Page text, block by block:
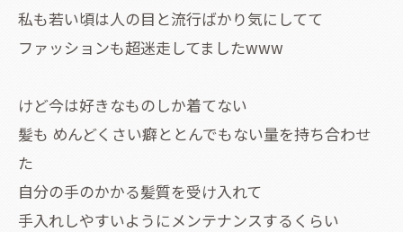
私も若い頃は人の目と流行ばかり気にしてて
ファッションも超迷走してましたwww
けど今は好きなものしか着てない
髪も めんどくさい癖ととんでもない量を持ち合わせ
た
自分の手のかかる髪質を受け入れて
手入れしやすいようにメンテナンスするくらい